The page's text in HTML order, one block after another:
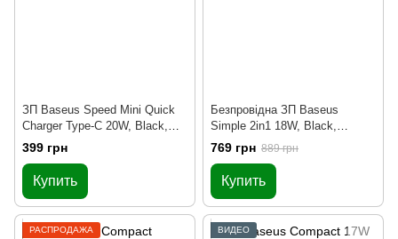
ЗП Baseus Speed Mini Quick
Charger Type-C 20W, Black,
(CCFS-SN01)
399 грн
Купить
Безпровідна ЗП Baseus
Simple 2in1 18W, Black,
(WXJK-CA02)
769 грн 889 грн
Купить
РАСПРОДАЖА
ВИДЕО